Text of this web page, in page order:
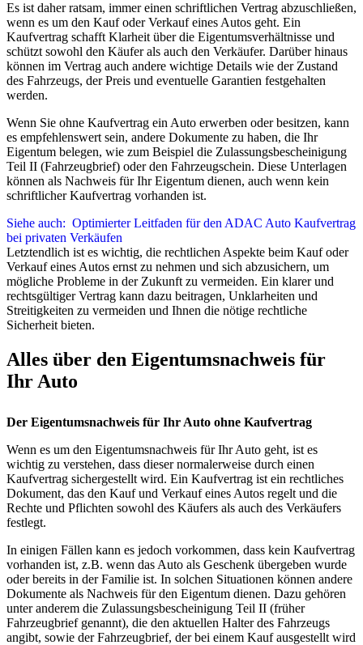
Es ist daher ratsam, immer einen schriftlichen Vertrag abzuschließen,
wenn es um den Kauf oder Verkauf eines Autos geht. Ein
Kaufvertrag schafft Klarheit über die Eigentumsverhältnisse und
schützt sowohl den Käufer als auch den Verkäufer. Darüber hinaus
können im Vertrag auch andere wichtige Details wie der Zustand
des Fahrzeugs, der Preis und eventuelle Garantien festgehalten
werden.
Wenn Sie ohne Kaufvertrag ein Auto erwerben oder besitzen, kann
es empfehlenswert sein, andere Dokumente zu haben, die Ihr
Eigentum belegen, wie zum Beispiel die Zulassungsbescheinigung
Teil II (Fahrzeugbrief) oder den Fahrzeugschein. Diese Unterlagen
können als Nachweis für Ihr Eigentum dienen, auch wenn kein
schriftlicher Kaufvertrag vorhanden ist.
Siehe auch: Optimierter Leitfaden für den ADAC Auto Kaufvertrag
bei privaten Verkäufen
Letztendlich ist es wichtig, die rechtlichen Aspekte beim Kauf oder
Verkauf eines Autos ernst zu nehmen und sich abzusichern, um
mögliche Probleme in der Zukunft zu vermeiden. Ein klarer und
rechtsgültiger Vertrag kann dazu beitragen, Unklarheiten und
Streitigkeiten zu vermeiden und Ihnen die nötige rechtliche
Sicherheit bieten.
Alles über den Eigentumsnachweis für
Ihr Auto
Der Eigentumsnachweis für Ihr Auto ohne Kaufvertrag
Wenn es um den Eigentumsnachweis für Ihr Auto geht, ist es
wichtig zu verstehen, dass dieser normalerweise durch einen
Kaufvertrag sichergestellt wird. Ein Kaufvertrag ist ein rechtliches
Dokument, das den Kauf und Verkauf eines Autos regelt und die
Rechte und Pflichten sowohl des Käufers als auch des Verkäufers
festlegt.
In einigen Fällen kann es jedoch vorkommen, dass kein Kaufvertrag
vorhanden ist, z.B. wenn das Auto als Geschenk übergeben wurde
oder bereits in der Familie ist. In solchen Situationen können andere
Dokumente als Nachweis für den Eigentum dienen. Dazu gehören
unter anderem die Zulassungsbescheinigung Teil II (früher
Fahrzeugbrief genannt), die den aktuellen Halter des Fahrzeugs
angibt, sowie der Fahrzeugbrief, der bei einem Kauf ausgestellt wird